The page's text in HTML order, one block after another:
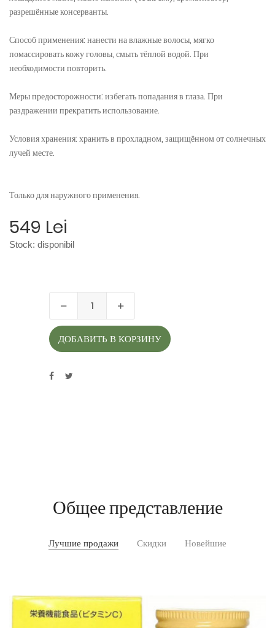
разрешённые консерванты.
Способ применения: нанести на влажные волосы, мягко
помассировать кожу головы, смыть тёплой водой. При
необходимости повторить.
Меры предосторожности: избегать попадания в глаза. При
раздражении прекратить использование.
Условия хранения: хранить в прохладном, защищённом от солнечных
лучей месте.
Только для наружного применения.
549 Lei
Stock: disponibil
ДОБАВИТЬ В КОРЗИНУ
Общее представление
Лучшие продажи Скидки Новейшие